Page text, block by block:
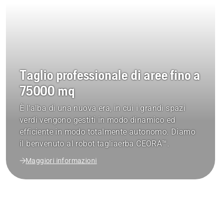
Taglio professionale di aree fino a
75000 mq
È l'alba di una nuova era, in cui i grandi spazi
verdi vengono gestiti in modo dinamico ed
efficiente in modo totalmente autonomo. Diamo
il benvenuto al robot tagliaerba CEORA™.
Maggiori informazioni